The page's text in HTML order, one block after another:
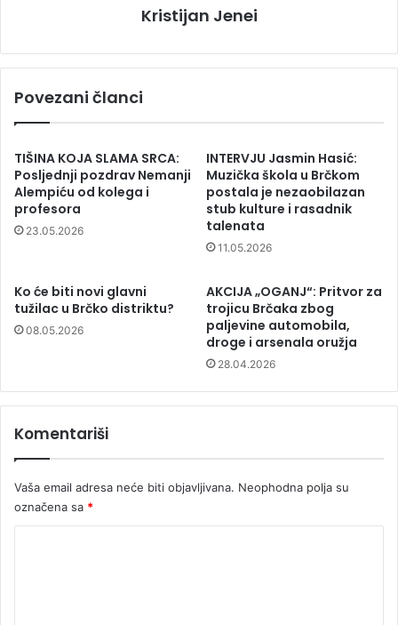
Kristijan Jenei
Povezani članci
TIŠINA KOJA SLAMA SRCA:
Posljednji pozdrav Nemanji
Alempiću od kolega i
profesora
23.05.2026
INTERVJU Jasmin Hasić:
Muzička škola u Brčkom
postala je nezaobilazan
stub kulture i rasadnik
talenata
11.05.2026
Ko će biti novi glavni
tužilac u Brčko distriktu?
08.05.2026
AKCIJA „OGANJ“: Pritvor za
trojicu Brčaka zbog
paljevine automobila,
droge i arsenala oružja
28.04.2026
Komentariši
Vaša email adresa neće biti objavljivana. Neophodna polja su
označena sa *